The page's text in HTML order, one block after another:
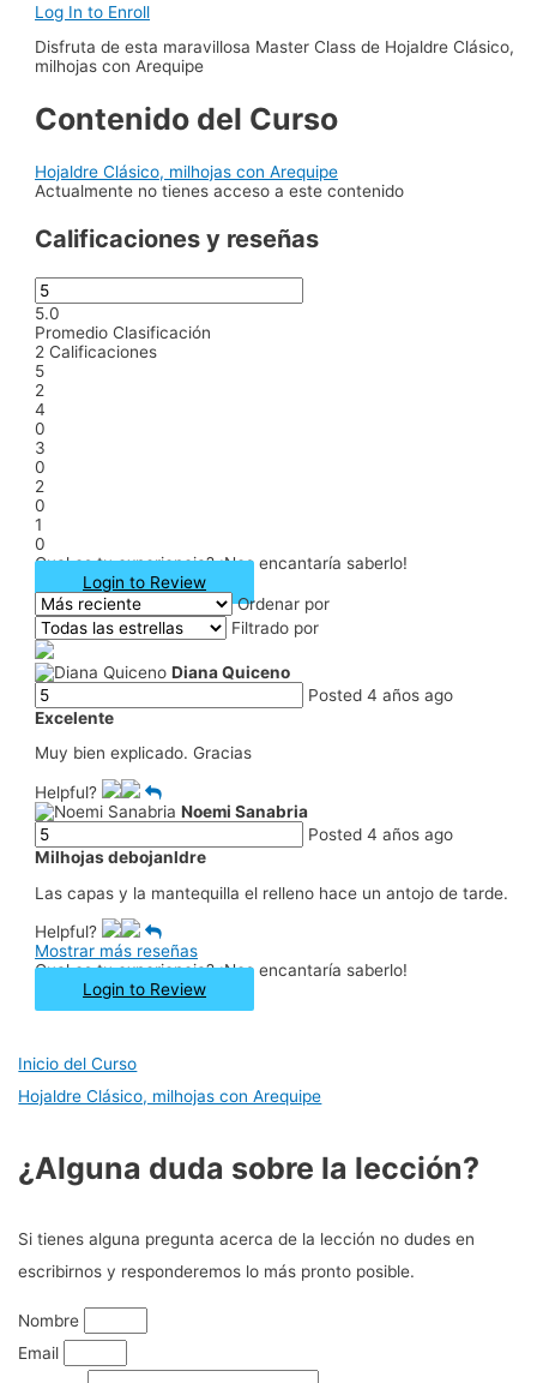
Inicio del Curso
Hojaldre Clásico, milhojas con Arequipe
¿Alguna duda sobre la lección?
Si tienes alguna pregunta acerca de la lección no dudes en
escribirnos y responderemos lo más pronto posible.
Nombre
Email
Log In to Enroll
Disfruta de esta maravillosa Master Class de Hojaldre Clásico,
milhojas con Arequipe
Contenido del Curso
Hojaldre Clásico, milhojas con Arequipe
Actualmente no tienes acceso a este contenido
Calificaciones y reseñas
5.0
Promedio Clasificación
2 Calificaciones
5
2
4
0
3
0
2
0
1
0
Cual es tu experiencia? ¡Nos encantaría saberlo!
Login to Review
Ordenar por
Filtrado por
Diana Quiceno
Posted 4 años ago
Excelente
Muy bien explicado. Gracias
Helpful?
Noemi Sanabria
Posted 4 años ago
Milhojas debojanldre
Las capas y la mantequilla el relleno hace un antojo de tarde.
Helpful?
Mostrar más reseñas
Cual es tu experiencia? ¡Nos encantaría saberlo!
Login to Review